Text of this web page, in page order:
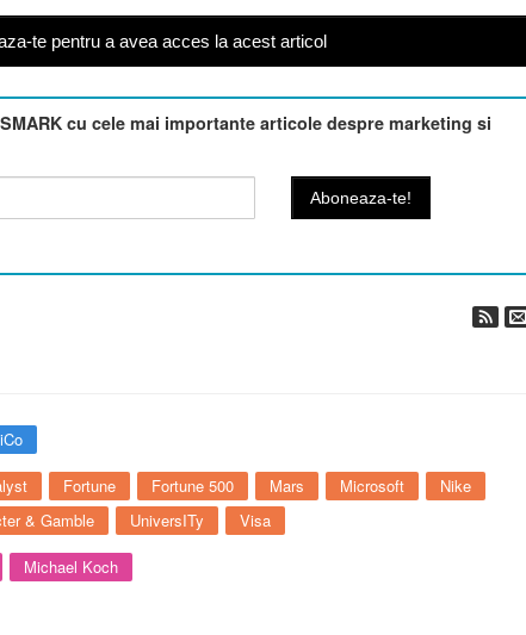
te pentru a avea acces la acest articol
cu cele mai importante articole despre marketing si
Fortune Fortune 500 Mars Microsoft
Nike
& Gamble UniversITy Visa
Michael Koch